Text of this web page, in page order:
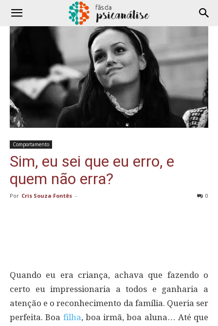
Comportamento
Sim, eu sei que eu erro, e
quem não erra?
Por Cris Souza Fontês - 0
Quando eu era criança, achava que fazendo o
certo eu impressionaria a todos e ganharia a
atenção e o reconhecimento da família. Queria ser
perfeita. Boa filha, boa irmã, boa aluna… Até que